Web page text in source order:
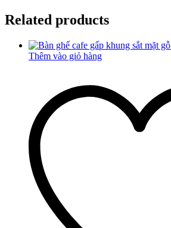
Related products
Thêm vào giỏ hàng